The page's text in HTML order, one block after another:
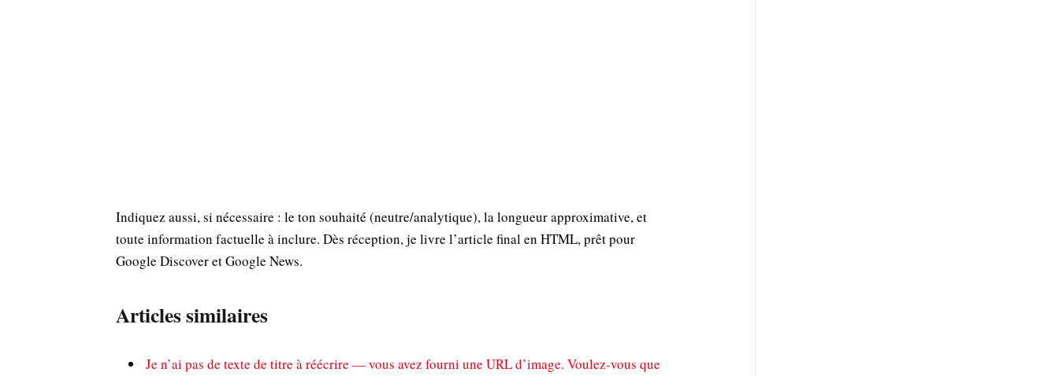
Indiquez aussi, si nécessaire : le ton souhaité (neutre/analytique), la longueur approximative, et
toute information factuelle à inclure. Dès réception, je livre l’article final en HTML, prêt pour
Google Discover et Google News.
Articles similaires
Je n’ai pas de texte de titre à réécrire — vous avez fourni une URL d’image. Voulez-vous que